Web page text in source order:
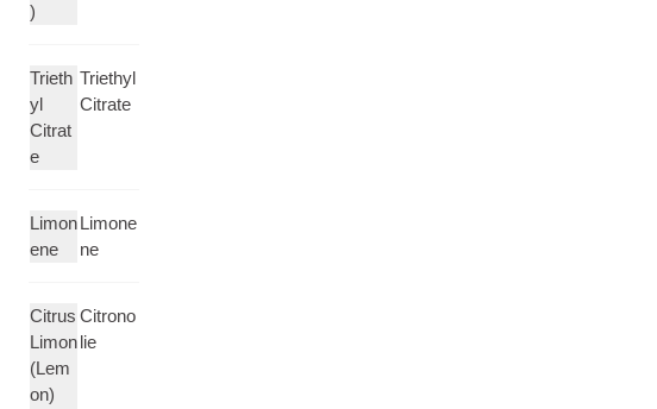
)
Trieth
yl
Citrat
e
Triethyl
Citrate
Limon
ene
Limone
ne
Citrus
Limon
(Lem
on)
Citrono
lie